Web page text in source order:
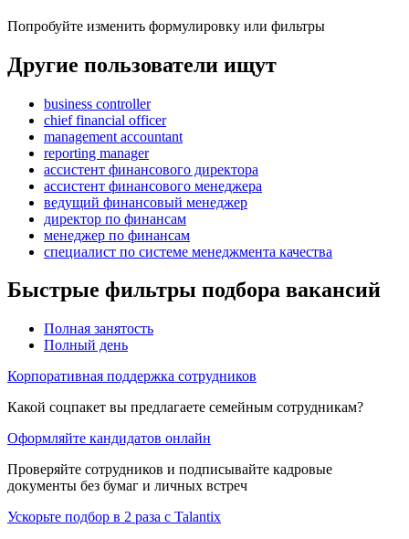
Попробуйте изменить формулировку или фильтры
Другие пользователи ищут
business controller
chief financial officer
management accountant
reporting manager
ассистент финансового директора
ассистент финансового менеджера
ведущий финансовый менеджер
директор по финансам
менеджер по финансам
специалист по системе менеджмента качества
Быстрые фильтры подбора вакансий
Полная занятость
Полный день
Корпоративная поддержка сотрудников
Какой соцпакет вы предлагаете семейным сотрудникам?
Оформляйте кандидатов онлайн
Проверяйте сотрудников и подписывайте кадровые
документы без бумаг и личных встреч
Ускорьте подбор в 2 раза с Talantix